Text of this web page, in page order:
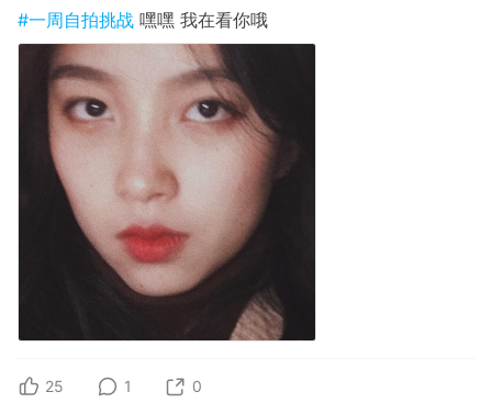
#一周自拍挑战 嘿嘿 我在看你哦
25 1 0